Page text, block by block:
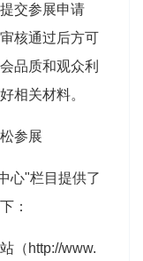
交参展申请
核通过后方可
品质和观众利
相关材料。
参展
心"栏目提供了
：
（http://www.